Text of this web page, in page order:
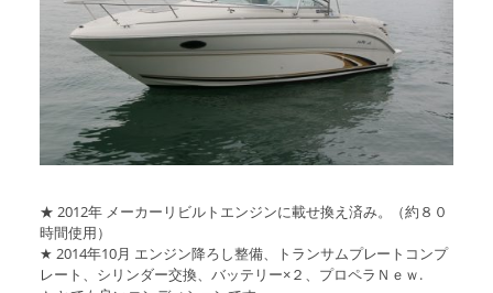
★ 2012年 メーカーリビルトエンジンに載せ換え済み。（約８０
時間使用）
★ 2014年10月 エンジン降ろし整備、トランサムプレートコンプ
レート、シリンダー交換、バッテリー×２、プロペラＮｅｗ.